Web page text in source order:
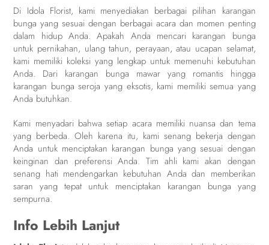
Di Idola Florist, kami menyediakan berbagai pilihan karangan
bunga yang sesuai dengan berbagai acara dan momen penting
dalam hidup Anda. Apakah Anda mencari karangan bunga
untuk pernikahan, ulang tahun, perayaan, atau ucapan selamat,
kami memiliki koleksi yang lengkap untuk memenuhi kebutuhan
Anda. Dari karangan bunga mawar yang romantis hingga
karangan bunga seroja yang eksotis, kami memiliki semua yang
Anda butuhkan.
Kami menyadari bahwa setiap acara memiliki nuansa dan tema
yang berbeda. Oleh karena itu, kami senang bekerja dengan
Anda untuk menciptakan karangan bunga yang sesuai dengan
keinginan dan preferensi Anda. Tim ahli kami akan dengan
senang hati mendengarkan kebutuhan Anda dan memberikan
saran yang tepat untuk menciptakan karangan bunga yang
sempurna.
Info Lebih Lanjut